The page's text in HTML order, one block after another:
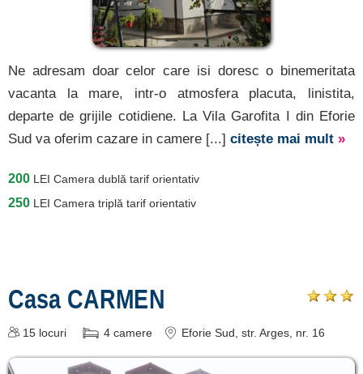
Ne adresam doar celor care isi doresc o binemeritata
vacanta la mare, intr-o atmosfera placuta, linistita,
departe de grijile cotidiene. La Vila Garofita I din Eforie
Sud va oferim cazare in camere [...] citește mai mult »
200 LEI Camera dublă tarif orientativ
250 LEI Camera triplă tarif orientativ
Casa CARMEN
15 locuri 4 camere Eforie Sud , str. Arges, nr. 16
Năvodari
[5 oferte la 32.3 km]
Vadu
Înscrie o unitate de
termeni și condiții